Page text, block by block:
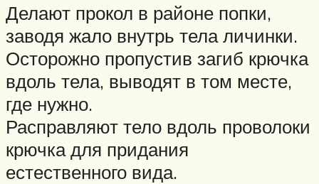
Делают прокол в районе попки,
заводя жало внутрь тела личинки.
Осторожно пропустив загиб крючка
вдоль тела, выводят в том месте,
где нужно.
Расправляют тело вдоль проволоки
крючка для придания
естественного вида.